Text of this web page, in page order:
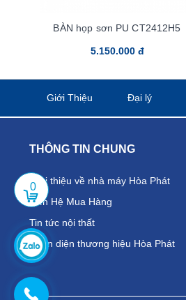
BÀN họp sơn PU CT2412H5
5.150.000 đ
Giới Thiệu Đại lý
THÔNG TIN CHUNG
Giới thiệu về nhà máy Hòa Phát
Liên Hệ Mua Hàng
Tin tức nội thất
Nhận diện thương hiệu Hòa Phát
0